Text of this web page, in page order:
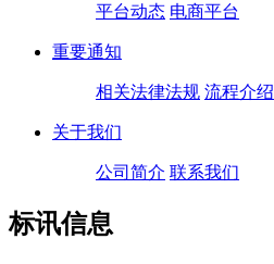
平台动态 电商平台
重要通知
相关法律法规 流程介绍
关于我们
公司简介 联系我们
标讯信息